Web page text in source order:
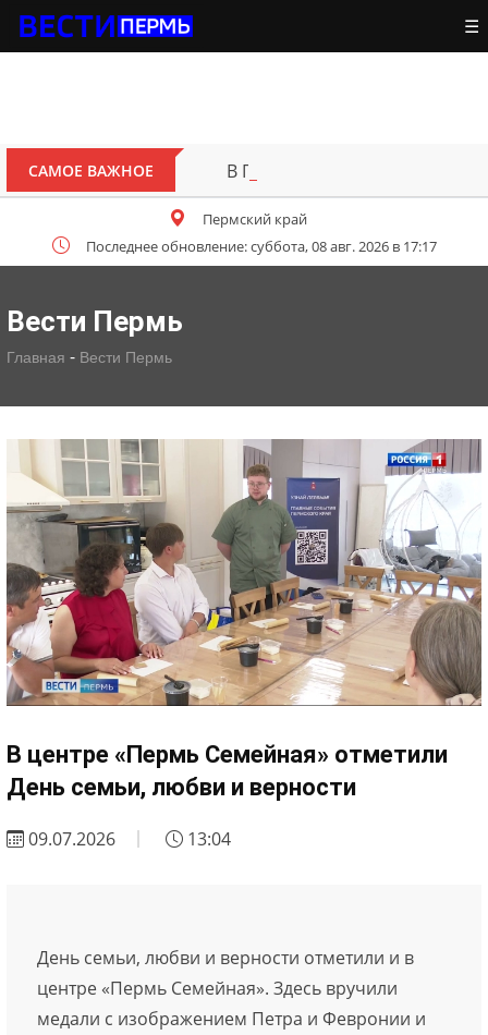
☰
САМОЕ ВАЖНОЕ В Перми открыт для движения
Пермский край
Последнее обновление: суббота, 08 авг. 2026 в 17:17
Вести Пермь
Главная - Вести Пермь
В центре «Пермь Семейная» отметили
День семьи, любви и верности
09.07.2026 13:04
День семьи, любви и верности отметили и в
центре «Пермь Семейная». Здесь вручили
медали с изображением Петра и Февронии и